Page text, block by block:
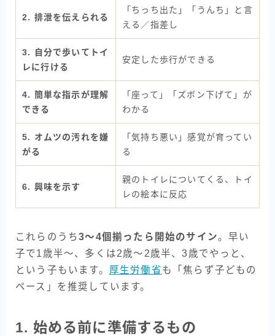
2. 排泄を伝えられる
「ちっち出た」「うんち」と言
える／指差し
3. 自分で歩いてトイ
レに行ける
安定した歩行ができる
4. 簡単な指示が理解
できる
「座って」「ズボン下げて」が
わかる
5. オムツの汚れを嫌
がる
「気持ち悪い」感覚が育ってい
る
6. 興味を示す
親のトイレについてくる、トイ
レの絵本に反応
これらのうち3〜4個揃ったら開始のサイン。早い
子で1歳半〜、多くは2歳〜2歳半、3歳でやっと、
という子もいます。 厚生労働省も「焦らず子どもの
ペース」を推奨しています。
1. 始める前に準備するもの